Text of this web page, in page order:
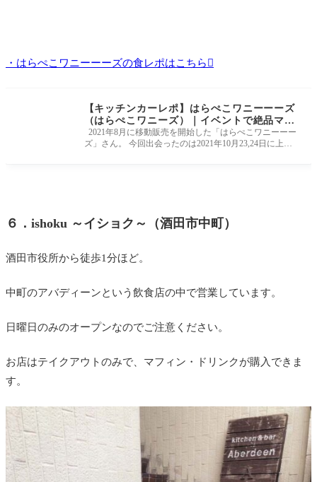
・はらぺこワニーーーズの食レポはこちら
【キッチンカーレポ】はらぺこワニーーーズ
（はらぺこワニーズ）｜イベントで絶品マフ
ィンに出会いました！
2021年8月に移動販売を開始した「はらぺこワニーーー
ズ」さん。 今回出会ったのは2021年10月23,24日に上山
６．ishoku ～イショク～（酒田市中町）
酒田市役所から徒歩1分ほど。
中町のアバディーンという飲食店の中で営業しています。
日曜日のみのオープンなのでご注意ください。
お店はテイクアウトのみで、マフィン・ドリンクが購入できま
す。